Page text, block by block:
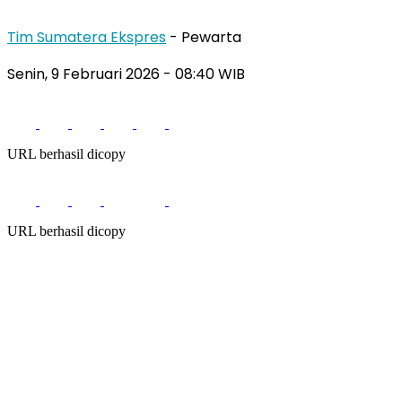
Tim Sumatera Ekspres - Pewarta
Senin, 9 Februari 2026 - 08:40 WIB
URL berhasil dicopy
URL berhasil dicopy